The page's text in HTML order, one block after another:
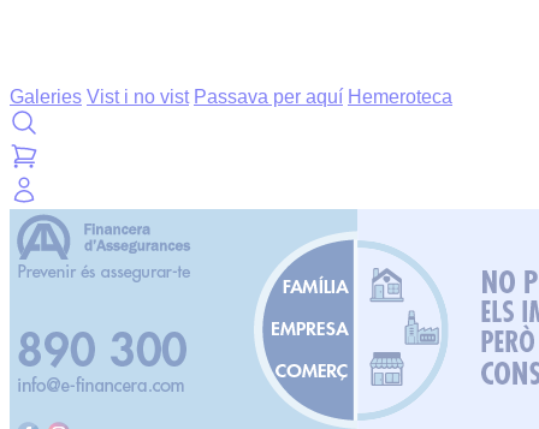
Galeries Vist i no vist Passava per aquí Hemeroteca